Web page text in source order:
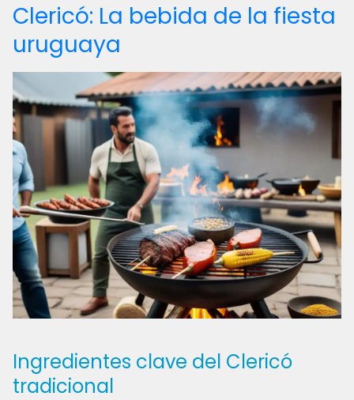
Clericó: La bebida de la fiesta
uruguaya
Ingredientes clave del Clericó
tradicional